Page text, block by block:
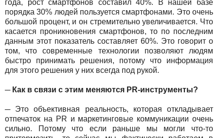
года, рост смартфонов составил 40%. В нашей базе
порядка 30% людей пользуется смартфонами. Это очень
большой процент, и он стремительно увеличивается. Что
касается проникновения смартфонов, то по последним
данным этот показатель составляет 60%. Это говорит о
том, что современные технологии позволяют людям
быстро принимать решения, потому что информация
для этого решения у них всегда под рукой.
─ Как в связи с этим меняются PR-инструменты?
─ Это объективная реальность, которая откладывает
отпечаток на PR и маркетинговые коммуникации очень
сильно. Потому что если раньше мы могли что-то